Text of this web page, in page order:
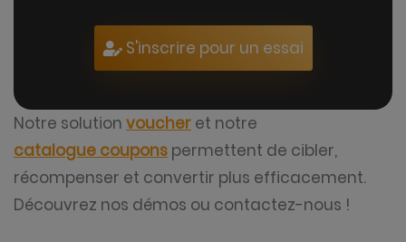
S'inscrire pour un essai
Notre solution voucher et notre
catalogue coupons permettent de cibler,
récompenser et convertir plus efficacement.
Découvrez nos démos ou contactez-nous !